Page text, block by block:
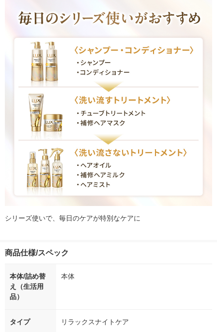
シリーズ使いで、毎日のケアが特別なケアに
商品仕様/スペック
本体/詰め替
え（生活用
品）
本体
タイプ リラックスナイトケア